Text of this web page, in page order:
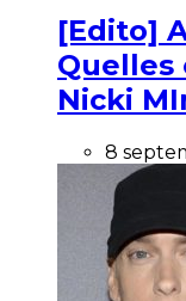
[Edito]
Quelles
Nicki
8